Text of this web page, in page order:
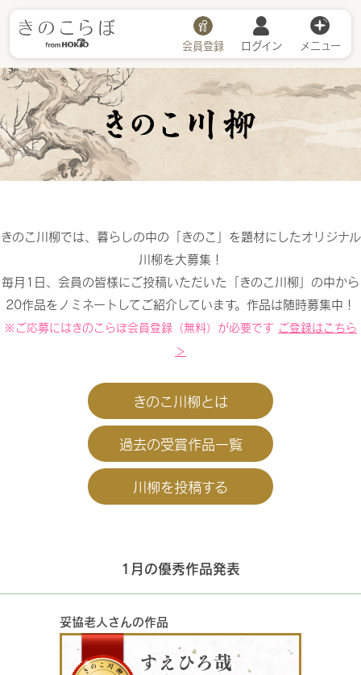
会員登録 ログイン メニュー
きのこ川柳
きのこ川柳では、暮らしの中の「きのこ」を題材にしたオリジナル
川柳を大募集！
毎月1日、会員の皆様にご投稿いただいた「きのこ川柳」の中から
20作品をノミネートしてご紹介しています。作品は随時募集中！
※ご応募にはきのこらぼ会員登録（無料）が必要です ご登録はこちら
＞
きのこ川柳とは
過去の受賞作品一覧
川柳を投稿する
1月の優秀作品発表
妥協老人さんの作品
すえひろ哉